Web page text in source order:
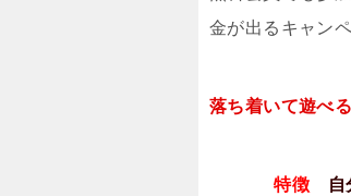
金が出るキャン
落ち着いて遊べ
特徴 自